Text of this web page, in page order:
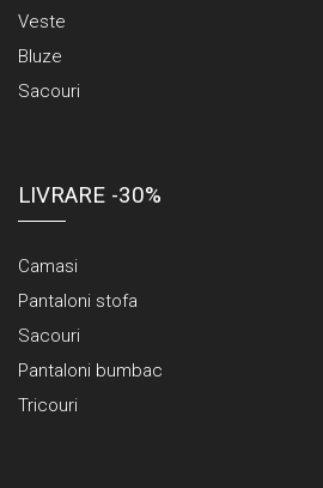
Veste
Bluze
Sacouri
LIVRARE -30%
Camasi
Pantaloni stofa
Sacouri
Pantaloni bumbac
Tricouri